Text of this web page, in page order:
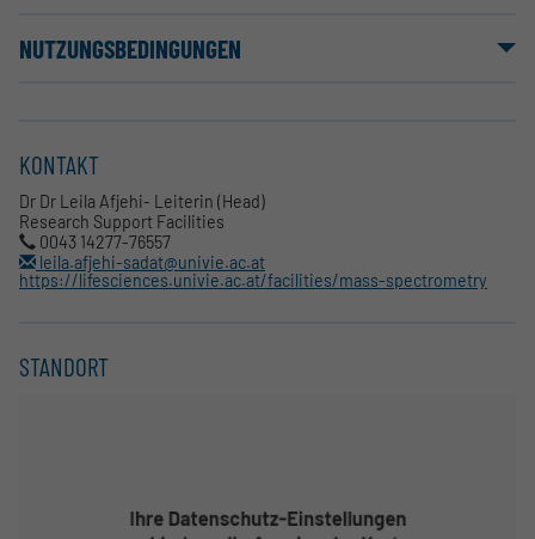
NUTZUNGSBEDINGUNGEN
KONTAKT
Dr Dr Leila Afjehi- Leiterin (Head)
Research Support Facilities
0043 14277-76557
leila.afjehi-sadat@univie.ac.at
https://lifesciences.univie.ac.at/facilities/mass-spectrometry
STANDORT